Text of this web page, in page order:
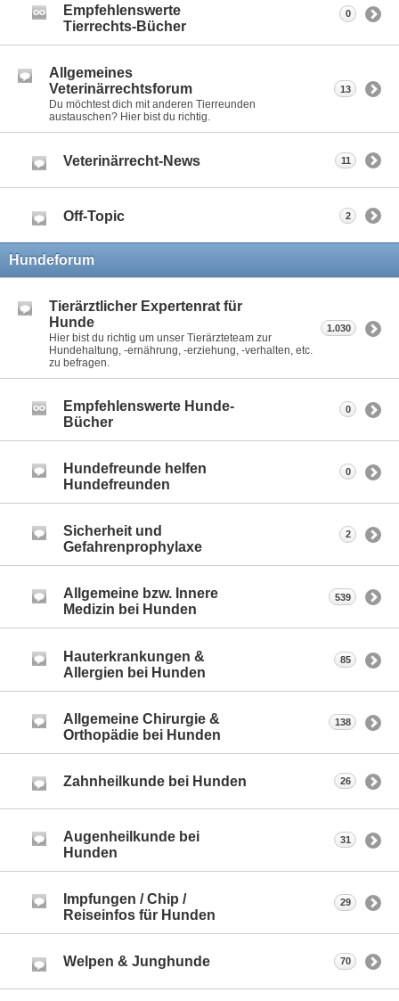
Empfehlenswerte
Tierrechts-Bücher
0
Allgemeines
Veterinärrechtsforum
Du möchtest dich mit anderen Tierreunden
austauschen? Hier bist du richtig.
13
Veterinärrecht-News 11
Off-Topic 2
Hundeforum
Tierärztlicher Expertenrat für
Hunde
Hier bist du richtig um unser Tierärzteteam zur
Hundehaltung, -ernährung, -erziehung, -verhalten, etc.
zu befragen.
1.030
Empfehlenswerte Hunde-
Bücher
0
Hundefreunde helfen
Hundefreunden
0
Sicherheit und
Gefahrenprophylaxe
2
Allgemeine bzw. Innere
Medizin bei Hunden
539
Hauterkrankungen &
Allergien bei Hunden
85
Allgemeine Chirurgie &
Orthopädie bei Hunden
138
Zahnheilkunde bei Hunden 26
Augenheilkunde bei
Hunden
31
Impfungen / Chip /
Reiseinfos für Hunden
29
Welpen & Junghunde 70